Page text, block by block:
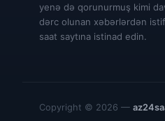
yenə də qorunurmuş kimi
dərc olunan xəbərlərdən
saat saytına istinad edin.
Copyright © 2026 —